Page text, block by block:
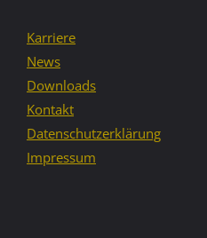
Karriere
News
Downloads
Kontakt
Datenschutzerklärung
Impressum